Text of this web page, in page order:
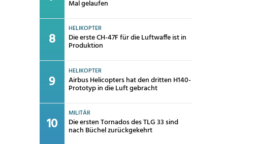
Mal gelaufen
HELIKOPTER
Die erste CH-47F für die Luftwaffe ist in
Produktion
HELIKOPTER
Airbus Helicopters hat den dritten H140-
Prototyp in die Luft gebracht
MILITÄR
Die ersten Tornados des TLG 33 sind
nach Büchel zurückgekehrt